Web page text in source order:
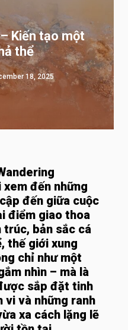
Kiến tạo một
thể
18, 2025
đến những
đến giữa cuộc
điểm giao thoa
trúc, bản sắc cá
thế giới xung
chỉ như một
nhìn – mà là
sắp đặt tinh
vi và những ranh
xa cách lặng lẽ